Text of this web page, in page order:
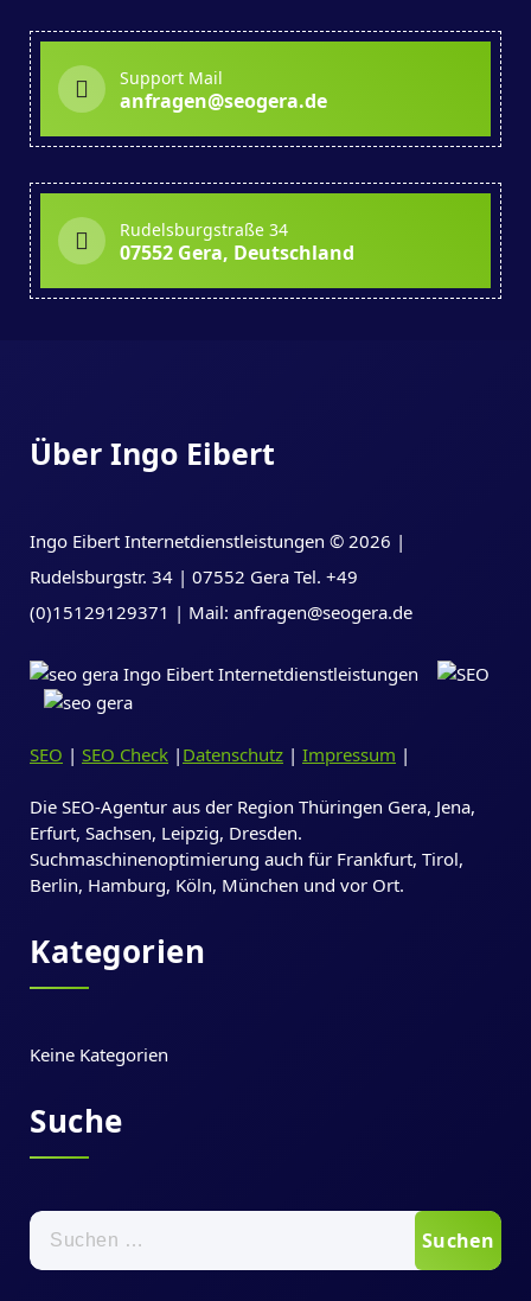
Support Mail
anfragen@seogera.de
Rudelsburgstraße 34
07552 Gera, Deutschland
Über Ingo Eibert
Ingo Eibert Internetdienstleistungen © 2026 |
Rudelsburgstr. 34 | 07552 Gera Tel. +49
(0)15129129371 | Mail: anfragen@seogera.de
SEO | SEO Check | Datenschutz | Impressum |
Die SEO-Agentur aus der Region Thüringen Gera, Jena,
Erfurt, Sachsen, Leipzig, Dresden.
Suchmaschinenoptimierung auch für Frankfurt, Tirol,
Berlin, Hamburg, Köln, München und vor Ort.
Kategorien
Keine Kategorien
Suche